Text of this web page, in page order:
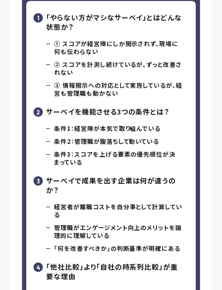
「やらない方がマシなサーベイ」とはどんな
状態か？
① スコアが経営陣にしか開示されず、現場に
何も伝わらない
② スコアを計測し続けているが、ずっと改善さ
れない
③ 情報開示への対応として実施しているが、経
営も管理職も動かない
サーベイを機能させる3つの条件とは？
条件1：経営陣が本気で取り組んでいる
条件2：管理職が腹落ちして動いている
条件3：スコアを上げる要素の優先順位が決
まっている
サーベイで成果を出す企業は何が違うの
か？
経営者が離職コストを自分事として計算してい
る
管理職がエンゲージメント向上のメリットを論
理的に理解している
「何を改善すべきか」の判断基準が明確にある
「他社比較」より「自社の時系列比較」が重
要な理由